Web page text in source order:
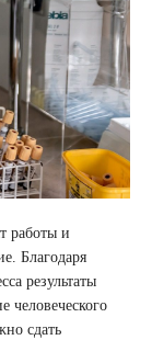
работы и
Благодаря
результаты
человеческого
сдать